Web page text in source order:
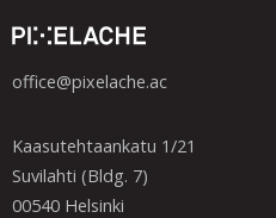
office@pixelache.ac
Kaasutehtaankatu 1/21
Suvilahti (Bldg. 7)
00540 Helsinki